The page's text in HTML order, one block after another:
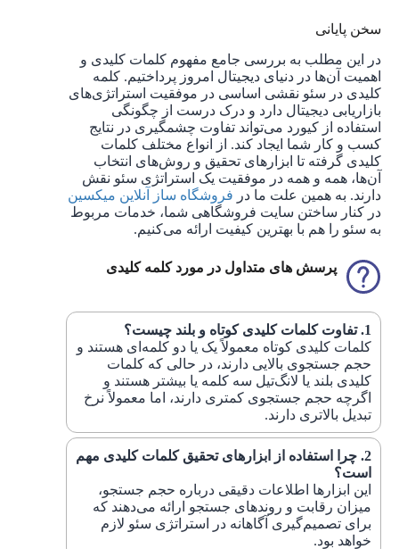
سخن پایانی
در این مطلب به بررسی جامع مفهوم کلمات کلیدی و
اهمیت آن‌ها در دنیای دیجیتال امروز پرداختیم. کلمه
کلیدی در سئو نقشی اساسی در موفقیت استراتژی‌های
بازاریابی دیجیتال دارد و درک درست از چگونگی
استفاده از کیورد می‌تواند تفاوت چشمگیری در نتایج
کسب و کار شما ایجاد کند. از انواع مختلف کلمات
کلیدی گرفته تا ابزارهای تحقیق و روش‌های انتخاب
آن‌ها، همه و همه در موفقیت یک استراتژی سئو نقش
دارند. به همین علت ما در فروشگاه ساز آنلاین میکسین
در کنار ساختن سایت فروشگاهی شما، خدمات مربوط
به سئو را هم با بهترین کیفیت ارائه می‌کنیم.
پرسش های متداول در مورد کلمه کلیدی
تفاوت کلمات کلیدی کوتاه و بلند چیست؟
کلمات کلیدی کوتاه معمولاً یک یا دو کلمه‌ای هستند و
حجم جستجوی بالایی دارند، در حالی که کلمات
کلیدی بلند یا لانگ‌تیل سه کلمه یا بیشتر هستند و
اگرچه حجم جستجوی کمتری دارند، اما معمولاً نرخ
تبدیل بالاتری دارند.
چرا استفاده از ابزارهای تحقیق کلمات کلیدی مهم
است؟
این ابزارها اطلاعات دقیقی درباره حجم جستجو،
میزان رقابت و روندهای جستجو ارائه می‌دهند که
برای تصمیم‌گیری آگاهانه در استراتژی سئو لازم
خواهد بود.